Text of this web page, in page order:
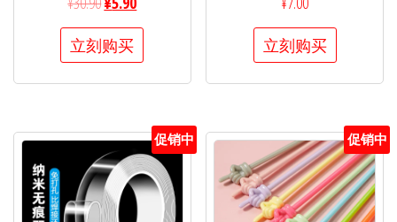
立刻购买
立刻购买
促销中 促销中